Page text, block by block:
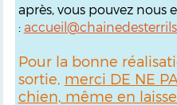
après, vous pouvez nous
:
Pour la bonne
sortie, merci DE NE
chien, même en laisse.